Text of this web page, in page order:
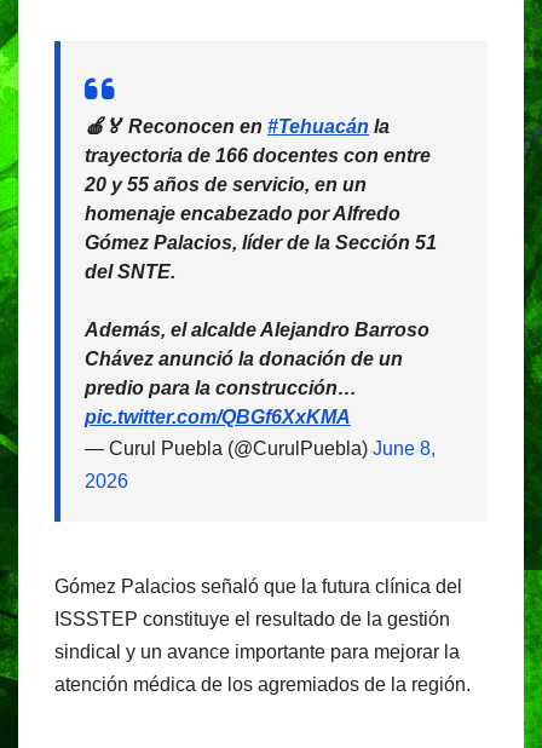
🍎🏅 Reconocen en #Tehuacán la
trayectoria de 166 docentes con entre
20 y 55 años de servicio, en un
homenaje encabezado por Alfredo
Gómez Palacios, líder de la Sección 51
del SNTE.
Además, el alcalde Alejandro Barroso
Chávez anunció la donación de un
predio para la construcción…
pic.twitter.com/QBGf6XxKMA
— Curul Puebla (@CurulPuebla) June 8,
2026
Gómez Palacios señaló que la futura clínica del
ISSSTEP constituye el resultado de la gestión
sindical y un avance importante para mejorar la
atención médica de los agremiados de la región.